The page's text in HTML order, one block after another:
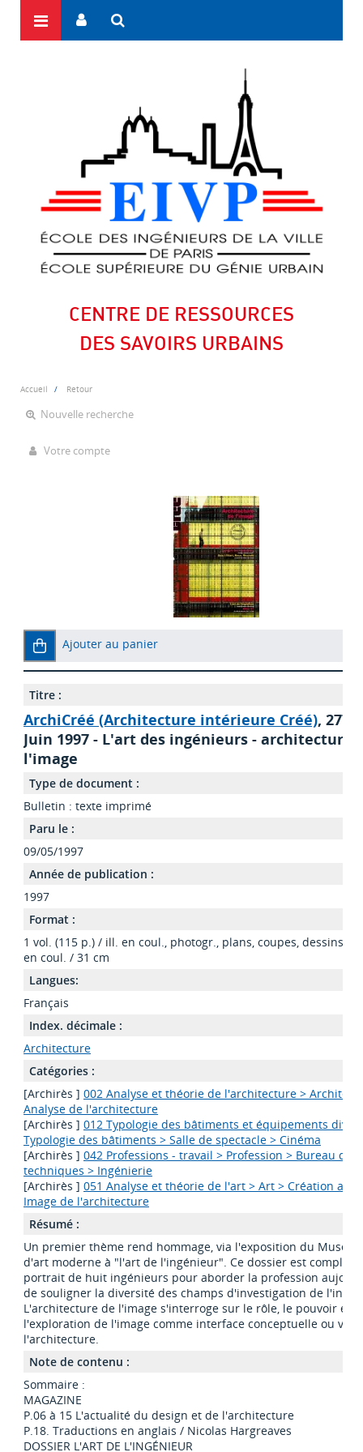
CENTRE DE RESSOURCES
DES SAVOIRS URBAINS
Accueil Retour
Nouvelle recherche
Votre compte
Ajouter au panier
Titre :
ArchiCréé (Architecture intérieure Créé), 277
Juin 1997 - L'art des ingénieurs - architecture
l'image
Type de document :
Bulletin : texte imprimé
Paru le :
09/05/1997
Année de publication :
1997
Format :
1 vol. (115 p.) / ill. en coul., photogr., plans, coupes, dessins,
en coul. / 31 cm
Langues:
Français
Index. décimale :
Architecture
Catégories :
[Archirès ] 002 Analyse et théorie de l'architecture >
Analyse de l'architecture
[Archirès ] 012 Typologie des bâtiments et équipements
Typologie des bâtiments > Salle de spectacle > Cinéma
[Archirès ] 042 Professions - travail > Profession > Bureau
techniques > Ingénierie
[Archirès ] 051 Analyse et théorie de l'art > Art > Création
Image de l'architecture
Résumé :
Un premier thème rend hommage, via l'exposition du Musée
d'art moderne à "l'art de l'ingénieur". Ce dossier est
portrait de huit ingénieurs pour aborder la profession
de souligner la diversité des champs d'investigation de
L'architecture de l'image s'interroge sur le rôle, le pouvoir et
l'exploration de l'image comme interface conceptuelle ou
l'architecture.
Note de contenu :
Sommaire :
MAGAZINE
P.06 à 15 L'actualité du design et de l'architecture
P.18. Traductions en anglais / Nicolas Hargreaves
DOSSIER L'ART DE L'INGÉNIEUR